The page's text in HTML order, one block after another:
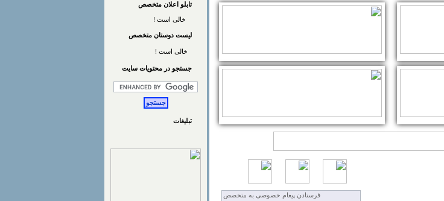
تابلو اعلان متخصص
خالی است !
لیست دوستان متخصص
خالی است !
جستجو در محتويات سايت
تبلیغات